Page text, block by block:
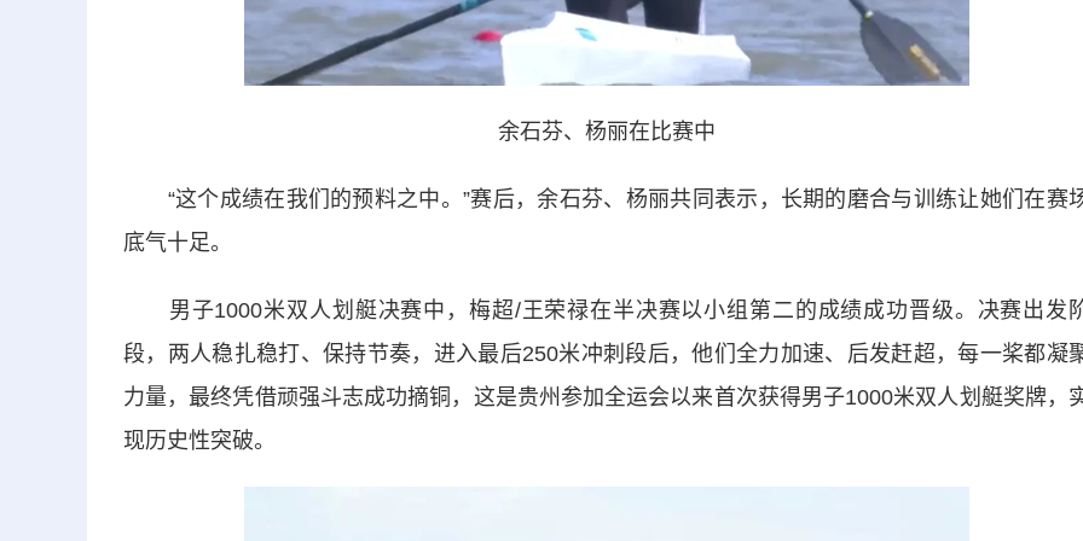
余石芬、杨丽在比赛中
“这个成绩在我们的预料之中。”赛后，余石芬、杨丽共同表示，长期的磨合与训练让她们在赛
底气十足。
男子1000米双人划艇决赛中，梅超/王荣禄在半决赛以小组第二的成绩成功晋级。决赛出发
段，两人稳扎稳打、保持节奏，进入最后250米冲刺段后，他们全力加速、后发赶超，每一桨都凝
力量，最终凭借顽强斗志成功摘铜，这是贵州参加全运会以来首次获得男子1000米双人划艇奖牌，
现历史性突破。